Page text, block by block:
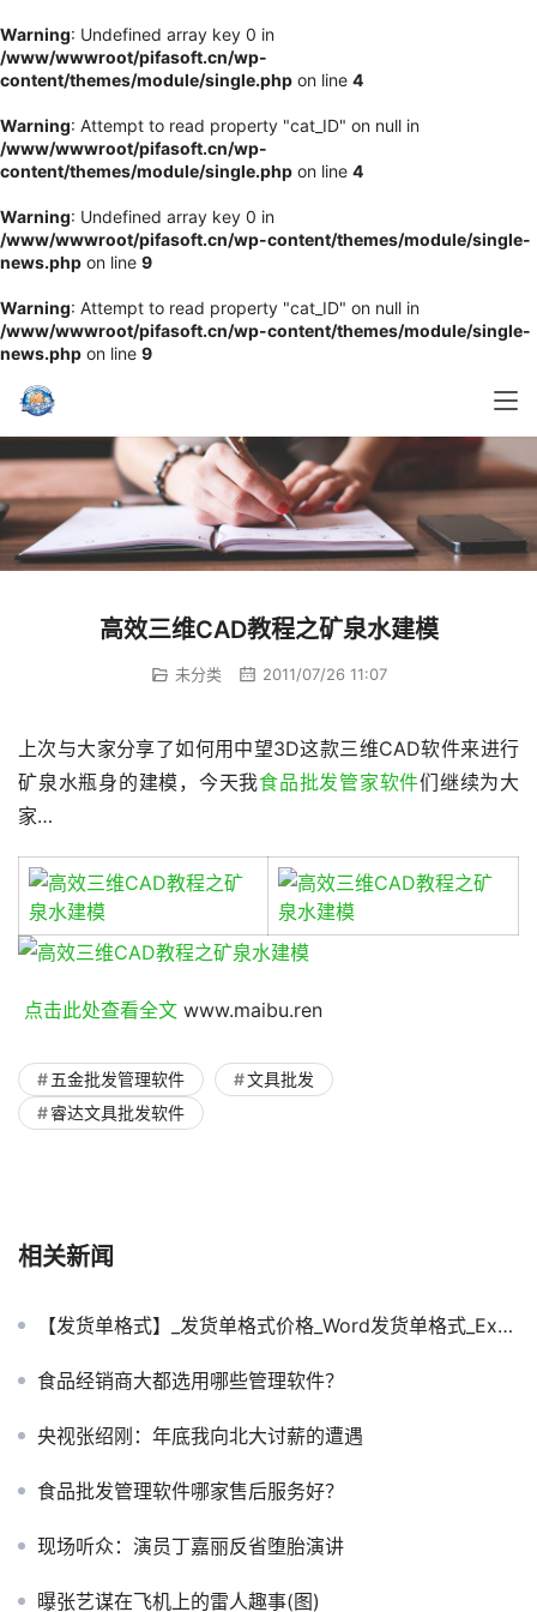
Warning: Undefined array key 0 in
/www/wwwroot/pifasoft.cn/wp-
content/themes/module/single.php on line 4
Warning: Attempt to read property "cat_ID" on null in
/www/wwwroot/pifasoft.cn/wp-
content/themes/module/single.php on line 4
Warning: Undefined array key 0 in
/www/wwwroot/pifasoft.cn/wp-content/themes/module/single-
news.php on line 9
Warning: Attempt to read property "cat_ID" on null in
/www/wwwroot/pifasoft.cn/wp-content/themes/module/single-
news.php on line 9
高效三维CAD教程之矿泉水建模
未分类 2011/07/26 11:07
上次与大家分享了如何用中望3D这款三维CAD软件来进行
矿泉水瓶身的建模，今天我食品批发管家软件们继续为大
家…
点击此处查看全文 www.maibu.ren
五金批发管理软件
文具批发
睿达文具批发软件
相关新闻
【发货单格式】_发货单格式价格_Word发货单格式_Excel发货单格式
食品经销商大都选用哪些管理软件？
央视张绍刚：年底我向北大讨薪的遭遇
食品批发管理软件哪家售后服务好？
现场听众：演员丁嘉丽反省堕胎演讲
曝张艺谋在飞机上的雷人趣事(图)